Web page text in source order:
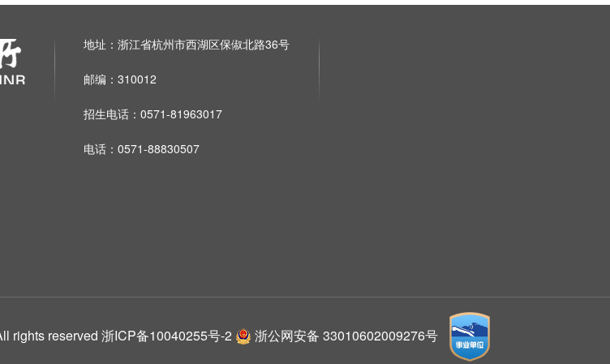
地址：浙江省杭州市西湖区保俶北路36号
邮编：310012
招生电话：0571-81963017
电话：0571-88830507
rights reserved 浙ICP备10040255号-2
浙公网安备 33010602009276号